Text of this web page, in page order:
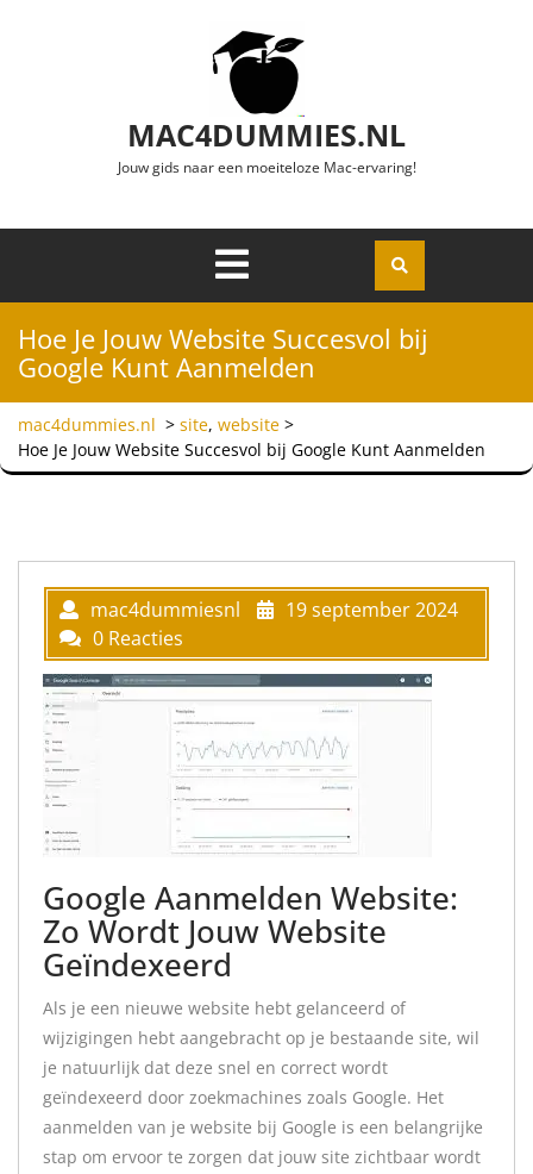
MAC4DUMMIES.NL
Jouw gids naar een moeiteloze Mac-ervaring!
Openen
Hoe Je Jouw Website Succesvol bij
Google Kunt Aanmelden
mac4dummies.nl > site, website >
Hoe Je Jouw Website Succesvol bij Google Kunt Aanmelden
mac4dummiesnl
19 september 2024
0 Reacties
Google Aanmelden Website:
Zo Wordt Jouw Website
Geïndexeerd
Als je een nieuwe website hebt gelanceerd of
wijzigingen hebt aangebracht op je bestaande site, wil
je natuurlijk dat deze snel en correct wordt
geïndexeerd door zoekmachines zoals Google. Het
aanmelden van je website bij Google is een belangrijke
stap om ervoor te zorgen dat jouw site zichtbaar wordt